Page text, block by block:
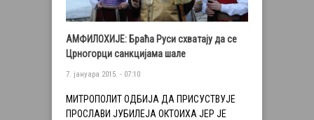
АМФИЛОХИЈЕ: Браћа Руси схватају да се
Црногорци санкцијама шале
7. јануара 2015. - 07:10
МИТРОПОЛИТ ОДБИЈA ДА ПРИСУСТВУЈЕ
ПРОСЛАВИ ЈУБИЛЕЈА ОКТОИХА ЈЕР ЈЕ